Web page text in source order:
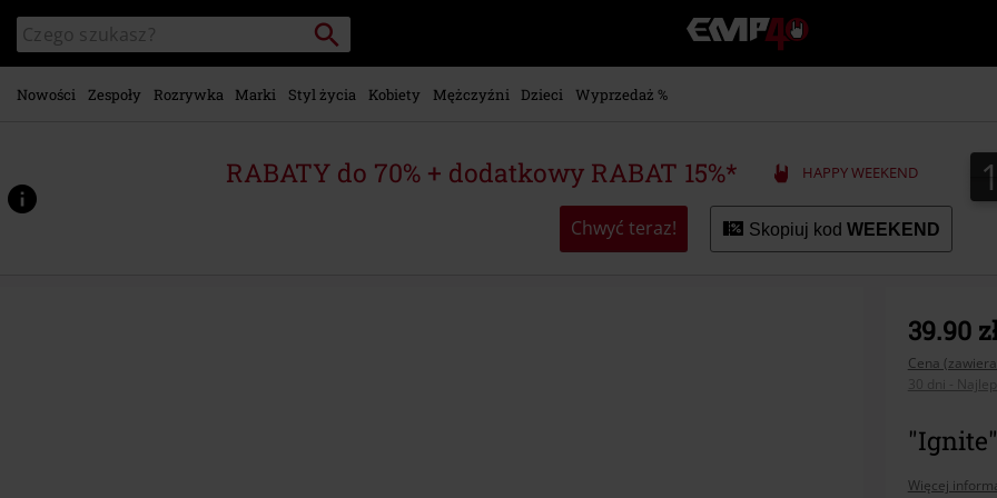
głównej
zawartości
Wyszukaj
katalog
Szukaj
EMP
-
Merch
Seriali
Gier
Nowości Zespoły Rozrywka Marki Styl życia Kobiety Mężczyźni Dzieci Wyprzedaż %
RABATY do 70% + dodatkowy RABAT 15%* HAPPY WEEKEND 1
1
Chwyć teraz! Skopiuj kod WEEKEND
39.90
Cena
30 dni -
Więcej